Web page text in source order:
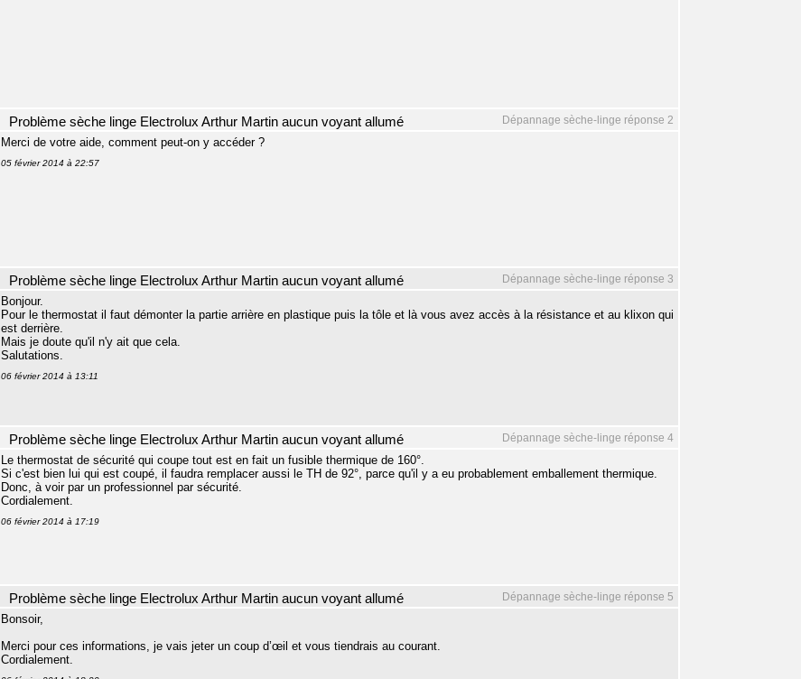
Dépannage sèche-linge réponse 2
Problème sèche linge Electrolux Arthur Martin aucun voyant allumé
Merci de votre aide, comment peut-on y accéder ?
05 février 2014 à 22:57
Dépannage sèche-linge réponse 3
Problème sèche linge Electrolux Arthur Martin aucun voyant allumé
Bonjour.
Pour le thermostat il faut démonter la partie arrière en plastique puis la tôle et là vous avez accès à la résistance et au klixon qui
est derrière.
Mais je doute qu'il n'y ait que cela.
Salutations.
06 février 2014 à 13:11
Dépannage sèche-linge réponse 4
Problème sèche linge Electrolux Arthur Martin aucun voyant allumé
Le thermostat de sécurité qui coupe tout est en fait un fusible thermique de 160°.
Si c'est bien lui qui est coupé, il faudra remplacer aussi le TH de 92°, parce qu'il y a eu probablement emballement thermique.
Donc, à voir par un professionnel par sécurité.
Cordialement.
06 février 2014 à 17:19
Dépannage sèche-linge réponse 5
Problème sèche linge Electrolux Arthur Martin aucun voyant allumé
Bonsoir,
Merci pour ces informations, je vais jeter un coup d’œil et vous tiendrais au courant.
Cordialement.